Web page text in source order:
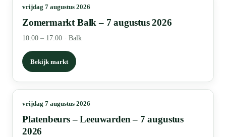
vrijdag 7 augustus 2026
Zomermarkt Balk – 7 augustus 2026
10:00 – 17:00 · Balk
Bekijk markt
vrijdag 7 augustus 2026
Platenbeurs – Leeuwarden – 7 augustus
2026